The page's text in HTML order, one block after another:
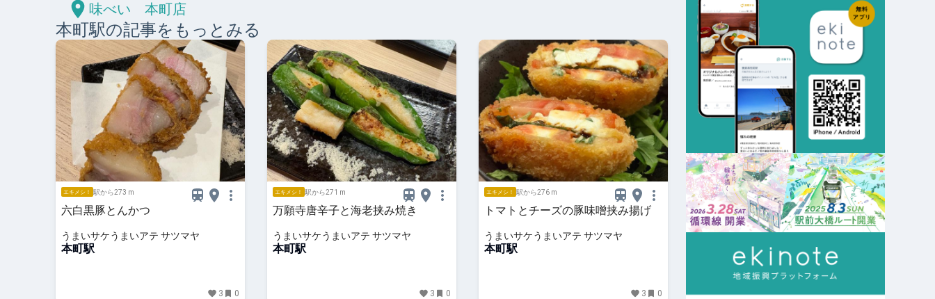
味べい 本町店
本町駅の記事をもっとみる
エキメシ！ 駅から273 m
六白黒豚とんかつ
うまいサケうまいアテ サツマヤ
本町駅
3 0
エキメシ！ 駅から271 m
万願寺唐辛子と海老挟み焼き
うまいサケうまいアテ サツマヤ
本町駅
3 0
エキメシ！ 駅から276 m
トマトとチーズの豚味噌挟み揚げ
うまいサケうまいアテ サツマヤ
本町駅
3 0